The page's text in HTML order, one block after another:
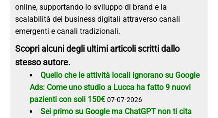
online, supportando lo sviluppo di brand e la
scalabilità dei business digitali attraverso canali
emergenti e canali tradizionali.
Scopri alcuni degli ultimi articoli scritti dallo
stesso autore.
Quello che le attività locali ignorano su Google
Ads: Come uno studio a Lucca ha fatto 9 nuovi
pazienti con soli 150€ 07-07-2026
Sei primo su Google ma ChatGPT non ti cita